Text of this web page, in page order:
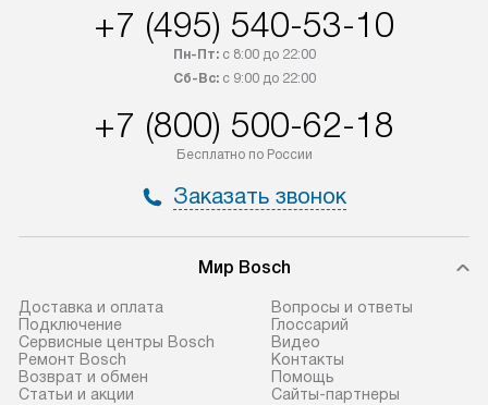
+7 (495) 540-53-10
Пн-Пт:с 8:00 до 22:00
Сб-Вс:с 9:00 до 22:00
+7 (800) 500-62-18
Бесплатно по России
Заказать звонок
Мир Bosch
Доставка и оплата
Подключение
Сервисные центры Bosch
Ремонт Bosch
Возврат и обмен
Статьи и акции
Вопросы и ответы
Глоссарий
Видео
Контакты
Помощь
Сайты-партнеры